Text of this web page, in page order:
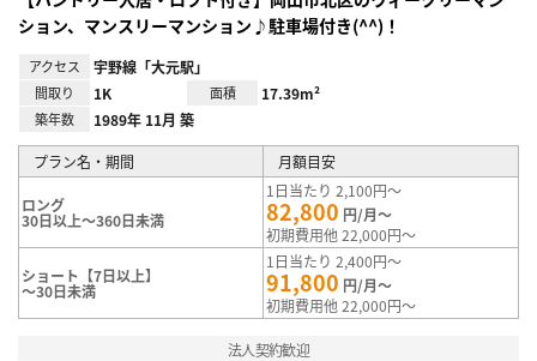
ション、マンスリーマンション♪駐車場付き(^^)！
アクセス 宇野線「大元駅」
間取り 1K 面積 17.39m²
築年数 1989年 11月 築
プラン名・期間 月額目安
ロング
30日以上～360日未満
1日当たり 2,100円～
82,800 円/月～
初期費用他 22,000円～
ショート【7日以上】
～30日未満
1日当たり 2,400円～
91,800 円/月～
初期費用他 22,000円～
法人契約歓迎